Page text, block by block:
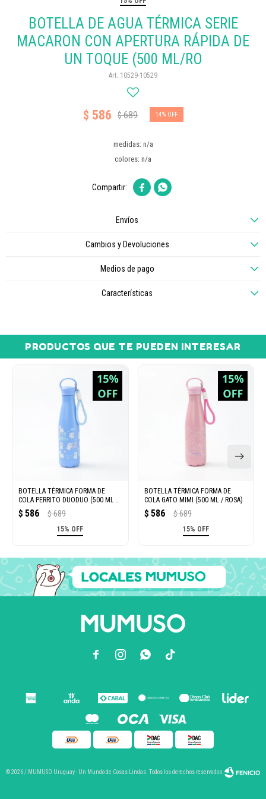
BOTELLA DE AGUA TÉRMICA SERIE
MACARON CON APERTURA RÁPIDA DE
UN TOQUE (500 ML/RO
10529-10529
$ 586 $689 14
medidas: n/a
colores: n/a
 
Envíos
Cambios y Devoluciones
Medios de pago
Características
PRODUCTOS QUE TE PUEDEN INTERESAR
BOTELLA TÉRMICA FORMA DE
COLA PERRITO DUODUO (500 ML /
AZUL)
$ 586 $ 689
15% OFF
BOTELLA TÉRMICA FORMA DE
COLA GATO MIMI (500 ML / ROSA)
$ 586 $ 689
15% OFF
  
© 2026 / MUMUSO Uruguay - Un Mundo de Cosas Lindas. Todos los derechos reservados.